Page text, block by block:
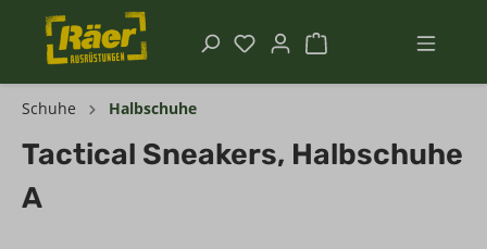
Schuhe Halbschuhe
Tactical Sneakers, Halbschuhe
A